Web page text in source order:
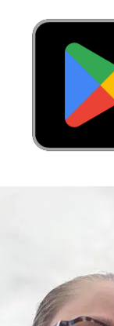
Estimez le prix
Estimation pour
promenades5
Qui ils acceptent
% de pet sitters pour